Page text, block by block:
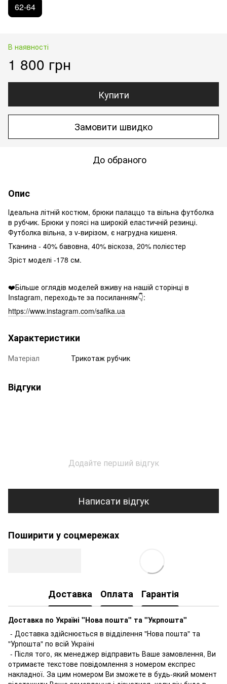
62-64
В наявності
1 800 грн
Купити
Замовити швидко
До обраного
Опис
Ідеальна літній костюм, брюки палаццо та вільна футболка
в рубчик. Брюки у поясі на широкій еластичній резинці.
Футболка вільна, з v-вирізом, є нагрудна кишеня.
Тканина - 40% бавовна, 40% віскоза, 20% полієстер
Зріст моделі -178 см.
❤️Більше оглядів моделей вживу на нашій сторінці в
Instagram, переходьте за посиланням👇:
https://www.instagram.com/safika.ua
Характеристики
Матеріал Трикотаж рубчик
Відгуки
Додайте перший відгук
Написати відгук
Поширити у соцмережах
Доставка Оплата Гарантія
Доставка по Україні "Нова пошта" та "Укрпошта"
- Доставка здійснюється в відділення "Нова пошта" та
"Урпошта" по всій Україні
- Після того, як менеджер відправить Ваше замовлення, Ви
отримаєте текстове повідомлення з номером експрес
накладної. За цим номером Ви зможете в будь-який момент